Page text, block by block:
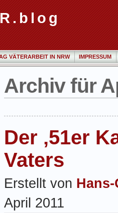
VÄTERARBEIT IN NRW IMPRESSUM
Archiv für
Der ‚51er
Vaters
Erstellt von
April 2011